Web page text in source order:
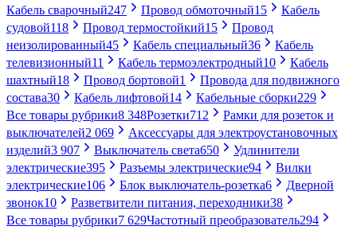
Кабель сварочный247 Провод обмоточный15
Кабель
судовой118 Провод термостойкий15
Провод
неизолированный45 Кабель специальный36
Кабель
телевизионный11 Кабель термоэлектродный10
Кабель
шахтный18 Провод бортовой1
Провода для подвижного
состава30 Кабель лифтовой14 Кабельные сборки229
Все товары рубрики8 348Розетки712
Рамки для розеток и
выключателей2 069
Аксессуары для электроустановочных
изделий3 907 Выключатель света650
Удлинители
электрические395 Разъемы электрические94
Вилки
электрические106 Блок выключатель-розетка6
Дверной
звонок10 Разветвители питания, переходники38
Все товары рубрики7 629Частотный преобразователь294